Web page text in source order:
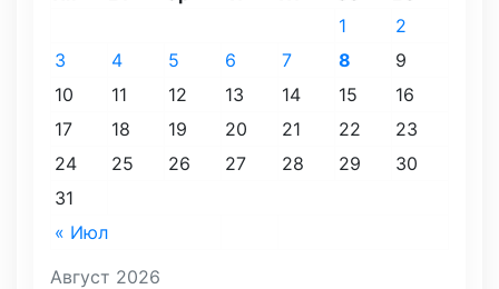
Август 2026
« Июл
1
2
3
4 5 6 7 8
9
10
11 12 13 14 15
16
17
18 19 20 21 22
23
24
25 26 27 28 29
30
31